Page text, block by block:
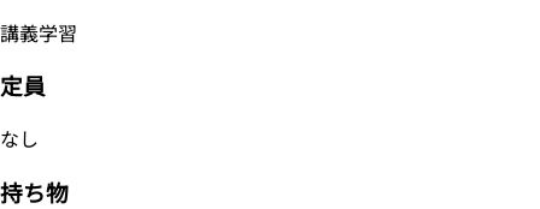
講義学習
定員
なし
持ち物